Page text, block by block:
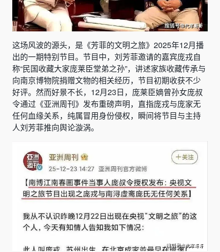
这场风波的源头，是《芳菲的文明之旅》2025年12月播
出的一期特别节目。节目中，刘芳菲邀请的嘉宾庞戎自
称“民国收藏大家庞莱臣堂弟之孙”，讲述家族收藏传承与
向南京博物院捐赠文物的相关经历，节目初期收获不少
好评。然而好景不长，12月23日，庞莱臣嫡曾孙女庞叔
令通过《亚洲周刊》发布重磅声明，直指庞戎与庞家无
任何血缘关系，纯属冒用身份侵权，瞬间将节目与主持
人刘芳菲推向舆论漩涡。